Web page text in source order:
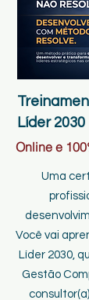
Líder 2030
Online e
Uma
Você vai
Líder 2030,
Gestão